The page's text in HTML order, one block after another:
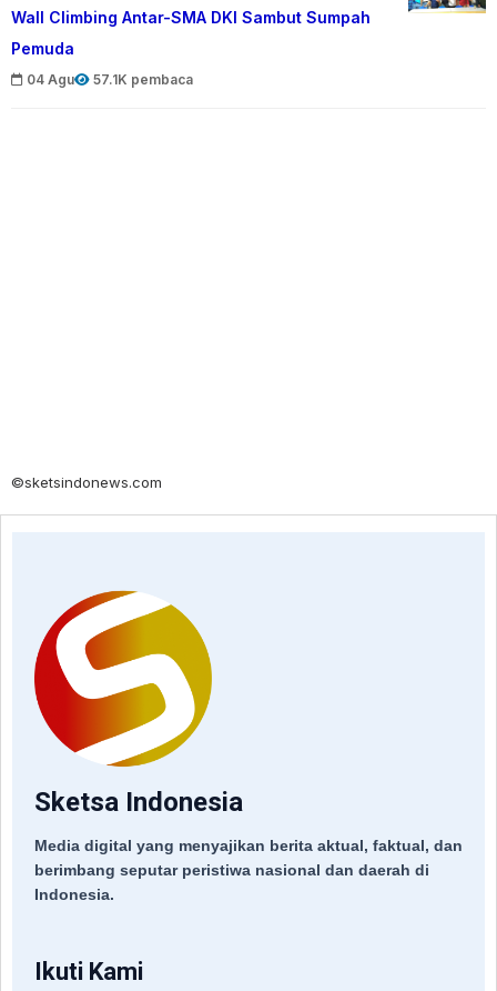
Wall Climbing Antar-SMA DKI Sambut Sumpah
Pemuda
04 Agu 57.1K pembaca
©sketsindonews.com
Sketsa Indonesia
Media digital yang menyajikan berita aktual, faktual, dan
berimbang seputar peristiwa nasional dan daerah di
Indonesia.
Ikuti Kami